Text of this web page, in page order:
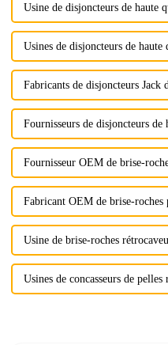
Usine de disjoncteurs de haute
Usines de disjoncteurs de haute
Fabricants de disjoncteurs Jack
Fournisseurs de disjoncteurs de
Fournisseur OEM de brise-
Fabricant OEM de brise-roches
Usine de brise-roches
Usines de concasseurs de